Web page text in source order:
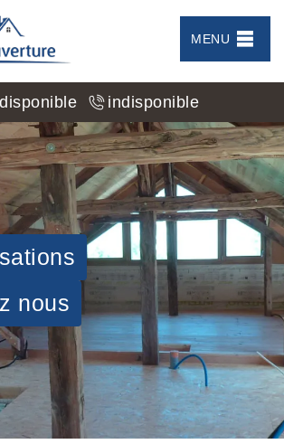
MENU
indisponible
nous